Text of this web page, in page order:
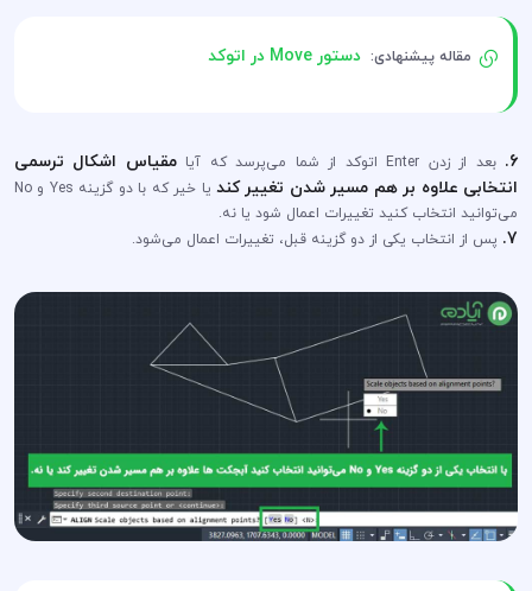
مقاله پیشنهادی: دستور Move در اتوکد
6. بعد از زدن Enter اتوکد از شما می‌پرسد که آیا
مقیاس اشکال ترسمی
انتخابی علاوه بر هم مسیر شدن تغییر کند
یا خیر که با دو گزینه Yes و No
می‌توانید انتخاب کنید تغییرات اعمال شود یا نه.
7. پس از انتخاب یکی از دو گزینه قبل، تغییرات اعمال می‌شود.